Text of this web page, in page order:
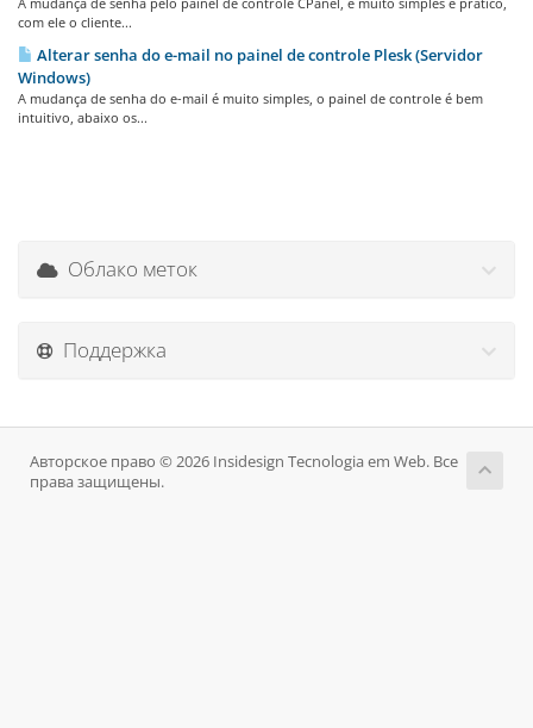
com ele o cliente...
Alterar senha do e-mail no painel de controle Plesk (Servidor
Windows)
A mudança de senha do e-mail é muito simples, o painel de controle é bem
intuitivo, abaixo os...
Облако меток
Поддержка
Авторское право © 2026 Insidesign Tecnologia em Web. Все
права защищены.